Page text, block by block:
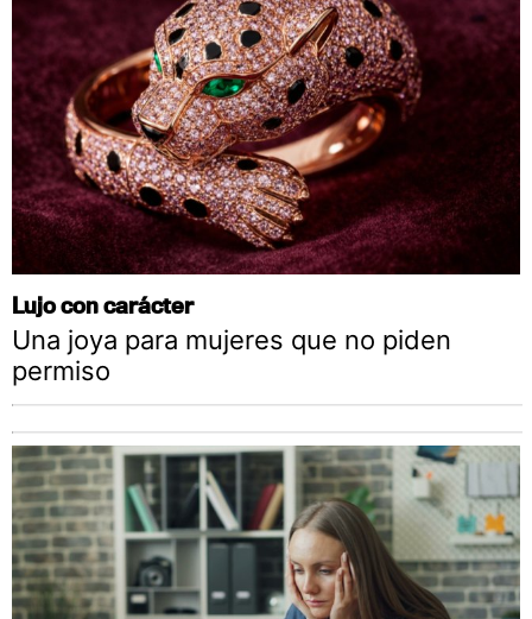
Lujo con carácter
Una joya para mujeres que no piden
permiso